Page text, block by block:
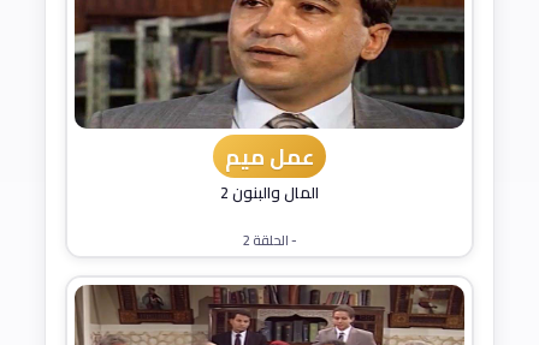
عمل ميم
المال والبنون 2
- الحلقة 2